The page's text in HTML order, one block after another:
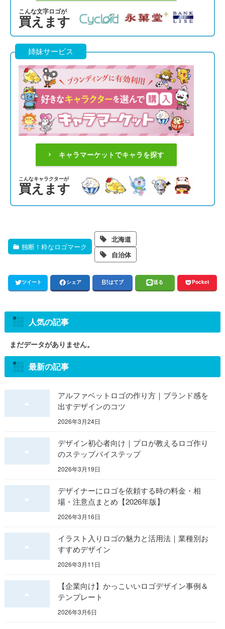
こんな文字ロゴが
買えます
姉妹サービス
キャラマーケットでキャラを探す
こんなキャラクターが
買えます
独断！粋なロゴマーク
北海道
自治体
ツイート シェア はてブ 送る Pocket
人気の記事
まだデータがありません。
最新の記事
アルファベットロゴの作り方｜ブランド感を
出すデザインのコツ
2026年3月24日
デザイン初心者向け｜プロが教えるロゴ作り
のステップバイステップ
2026年3月19日
デザイナーにロゴを依頼する時の料金・相
場・注意点まとめ【2026年版】
2026年3月16日
イラスト入りロゴの魅力と活用法｜業種別お
すすめデザイン
2026年3月11日
【企業向け】かっこいいロゴデザイン事例＆
テンプレート
2026年3月6日